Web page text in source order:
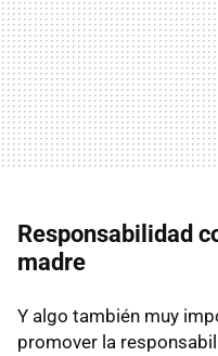
Responsabilidad
madre
Y algo también muy
promover la